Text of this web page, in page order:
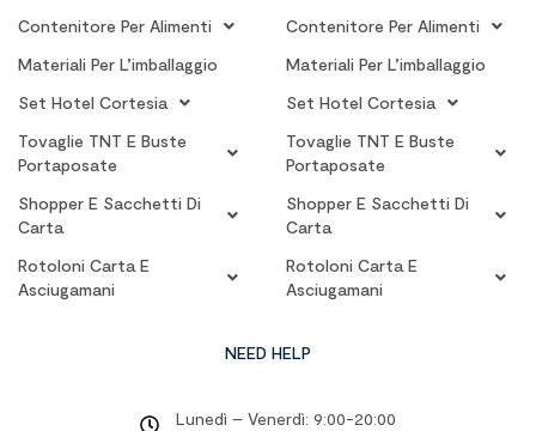
Contenitore Per Alimenti
Materiali Per L’imballaggio
Set Hotel Cortesia
Tovaglie TNT E Buste
Portaposate
Shopper E Sacchetti Di
Carta
Rotoloni Carta E
Asciugamani
Contenitore Per Alimenti
Materiali Per L’imballaggio
Set Hotel Cortesia
Tovaglie TNT E Buste
Portaposate
Shopper E Sacchetti Di
Carta
Rotoloni Carta E
Asciugamani
NEED HELP
Lunedì – Venerdì: 9:00-20:00